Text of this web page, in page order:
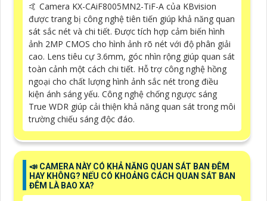
🤙 Camera KX-CAiF8005MN2-TiF-A của KBvision
được trang bị công nghệ tiên tiến giúp khả năng quan
sát sắc nét và chi tiết. Được tích hợp cảm biến hình
ảnh 2MP CMOS cho hình ảnh rõ nét với độ phân giải
cao. Lens tiêu cự 3.6mm, góc nhìn rộng giúp quan sát
toàn cảnh một cách chi tiết. Hỗ trợ công nghệ hồng
ngoại cho chất lượng hình ảnh sắc nét trong điều
kiện ánh sáng yếu. Công nghệ chống ngược sáng
True WDR giúp cải thiện khả năng quan sát trong môi
trường chiếu sáng độc đáo.
📣 CAMERA NÀY CÓ KHẢ NĂNG QUAN SÁT BAN ĐÊM
HAY KHÔNG? NẾU CÓ KHOẢNG CÁCH QUAN SÁT BAN
ĐÊM LÀ BAO XA?